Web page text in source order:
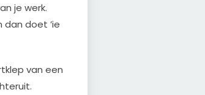
je werk.
doet ’ie
van een